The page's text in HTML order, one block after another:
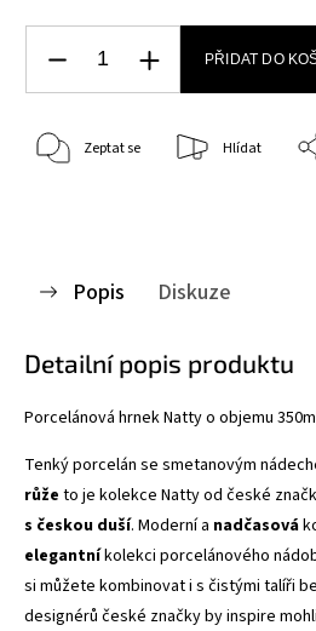
PŘIDAT DO
Zeptat se Hlídat
Popis Diskuze
Detailní popis produktu
Porcelánová hrnek Natty o objemu
Tenký porcelán se smetanovým
růže to je kolekce Natty od české
s českou duší. Moderní a nadčasová
elegantníkolekci porcelánového
si můžete kombinovat i s čistými talíři
designérů české značky by inspire